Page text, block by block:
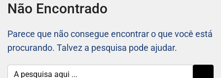
Não Encontrado
Parece que não consegue encontrar o que você está
procurando. Talvez a pesquisa pode ajudar.